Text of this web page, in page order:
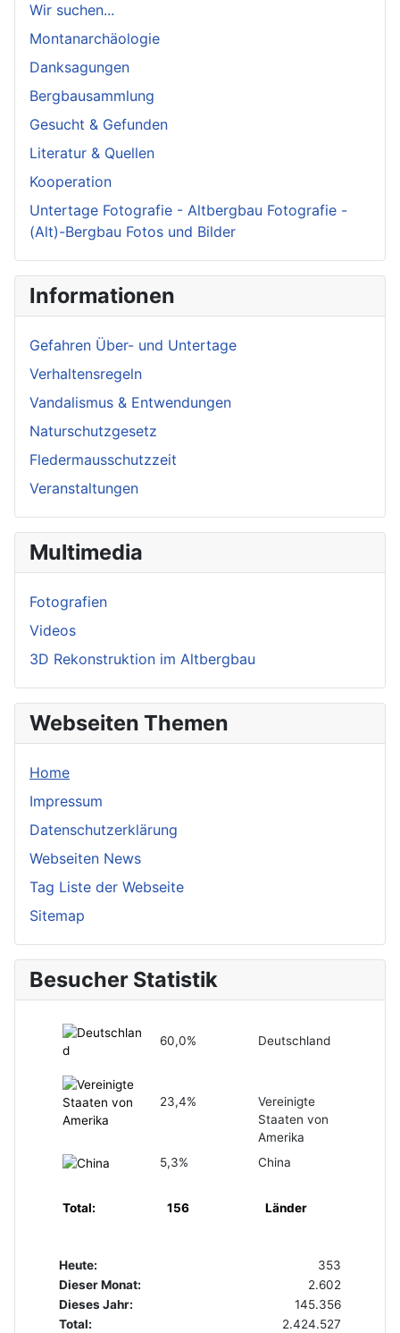
Wir suchen...
Montanarchäologie
Danksagungen
Bergbausammlung
Gesucht & Gefunden
Literatur & Quellen
Kooperation
Untertage Fotografie - Altbergbau Fotografie -
(Alt)-Bergbau Fotos und Bilder
Informationen
Gefahren Über- und Untertage
Verhaltensregeln
Vandalismus & Entwendungen
Naturschutzgesetz
Fledermausschutzzeit
Veranstaltungen
Multimedia
Fotografien
Videos
3D Rekonstruktion im Altbergbau
Webseiten Themen
Home
Impressum
Datenschutzerklärung
Webseiten News
Tag Liste der Webseite
Sitemap
Besucher Statistik
60,0% Deutschland
23,4%
Vereinigte
Staaten von
Amerika
5,3%
China
Total: 156 Länder
Heute:
353
Dieser Monat:
2.602
Dieses Jahr:
145.356
Total:
2.424.527